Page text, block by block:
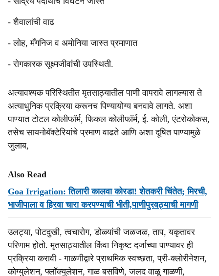
- शैवालांची वाढ
- लोह, मँगनिज व अमोनिया जास्त प्रमाणात
- रोगकारक सूक्ष्मजीवांची उपस्थिती.
अत्यावश्यक परिस्थितीत मृतसाठ्यातील पाणी वापरावे लागल्यास ते
अत्याधुनिक प्रक्रिया करूनच पिण्यायोग्य बनवावे लागते. अशा
पाण्यात टोटल कोलीफॉर्म, फिकल कोलीफॉर्म, ई. कोली, एंटरोकोकस,
तसेच सायनोबॅक्टेरियांचे प्रमाण वाढते आणि अशा दूषित पाण्यामुळे
जुलाब,
Also Read
Goa Irrigation: तिलारी कालवा कोरडा! शेतकरी चिंतेत; मिरची,
भाजीपाला व हिरवा चारा करपण्याची भीती,पाणीपुरवठ्याची मागणी
उलट्या, पोटदुखी, त्वचारोग, डोळ्यांची जळजळ, ताप, यकृतावर
परिणाम होतो. मृतसाठ्यातील किंवा निकृष्ट दर्जाच्या पाण्यावर ही
प्रक्रिया करावी - गाळणीद्वारे प्राथमिक स्वच्छता, प्री-क्लोरीनेशन,
कोग्युलेशन, फ्लॉक्युलेशन, गाळ बसविणे, जलद वाळू गाळणी,